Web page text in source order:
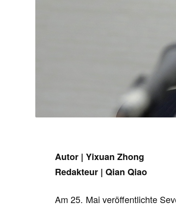
Autor | Yixuan Zhong
Redakteur | Qian Qiao
Am 25. Mai veröffentlichte